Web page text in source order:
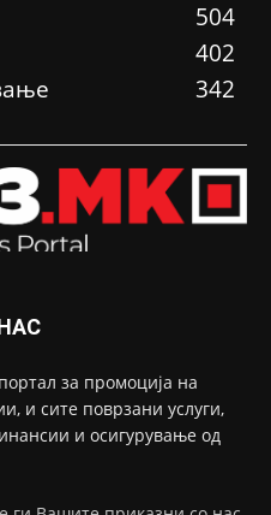
504
402
342
за промоција на
и сите поврзани услуги,
и осигурување од